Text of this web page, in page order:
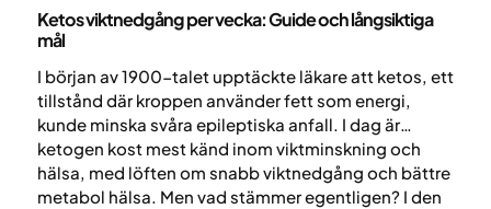
Ketos viktnedgång per vecka: Guide och långsiktiga
mål
I början av 1900-talet upptäckte läkare att ketos, ett
tillstånd där kroppen använder fett som energi,
kunde minska svåra epileptiska anfall. I dag är
ketogen kost mest känd inom viktminskning och
hälsa, med löften om snabb viktnedgång och bättre
metabol hälsa. Men vad stämmer egentligen? I den